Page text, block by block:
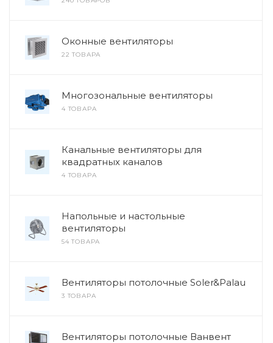
Оконные вентиляторы
22 ТОВАРА
Многозональные вентиляторы
4 ТОВАРА
Канальные вентиляторы для
квадратных каналов
4 ТОВАРА
Напольные и настольные
вентиляторы
54 ТОВАРА
Вентиляторы потолочные Soler&Palau
3 ТОВАРА
Вентиляторы потолочные Ванвент